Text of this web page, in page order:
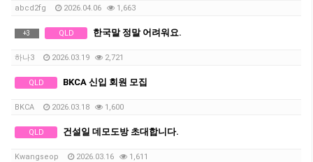
abcd2fg 2026.04.06 1,663
+3 QLD 한국말 정말 어려워요.
하나3 2026.03.19 2,721
QLD BKCA 신입 회원 모집
BKCA 2026.03.18 1,600
QLD 건설일 데모도방 초대합니다.
Kwangseop 2026.03.16 1,611